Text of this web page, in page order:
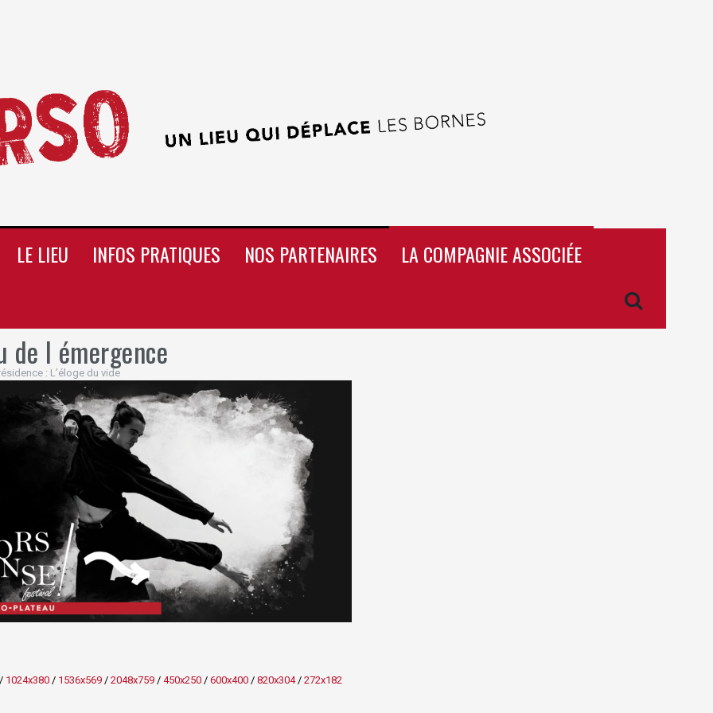
LE LIEU INFOS PRATIQUES NOS PARTENAIRES
LA COMPAGNIE ASSOCIÉE
de l émergence
: L’éloge du vide
1024x380/ 1536x569/ 2048x759/ 450x250/ 600x400/ 820x304/ 272x182